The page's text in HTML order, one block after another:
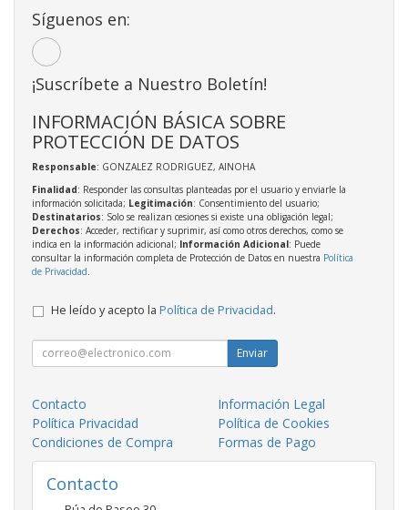
Síguenos en:
¡Suscríbete a Nuestro Boletín!
INFORMACIÓN BÁSICA SOBRE
PROTECCIÓN DE DATOS
Responsable: GONZALEZ RODRIGUEZ, AINOHA
Finalidad: Responder las consultas planteadas por el usuario y enviarle la
información solicitada; Legitimación: Consentimiento del usuario;
Destinatarios: Solo se realizan cesiones si existe una obligación legal;
Derechos: Acceder, rectificar y suprimir, así como otros derechos, como se
indica en la información adicional; Información Adicional: Puede
consultar la información completa de Protección de Datos en nuestra Política
de Privacidad
He leído y acepto la Política de Privacidad.
Enviar
Contacto
Información Legal
Política Privacidad
Política de Cookies
Condiciones de Compra
Formas de Pago
Contacto